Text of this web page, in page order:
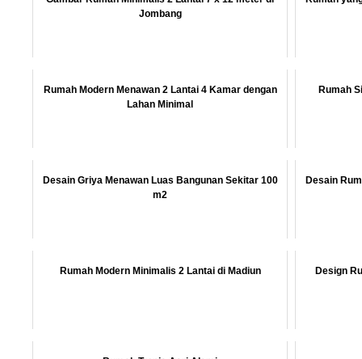
Jombang
Rumah Modern Menawan 2 Lantai 4 Kamar dengan
Lahan Minimal
Rumah
Desain Griya Menawan Luas Bangunan Sekitar 100
m2
Desain
Rumah Modern Minimalis 2 Lantai di Madiun Design